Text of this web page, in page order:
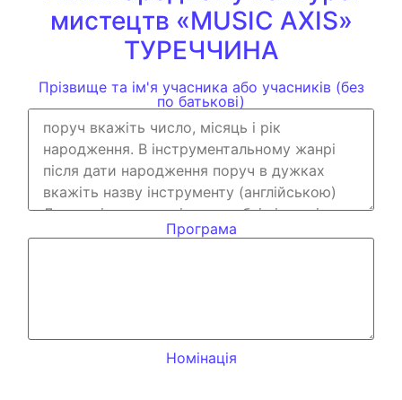
мистецтв «MUSIC AXIS»
ТУРЕЧЧИНА
Прізвище та ім'я учасника або учасників (без
по батькові)
Програма
Номінація